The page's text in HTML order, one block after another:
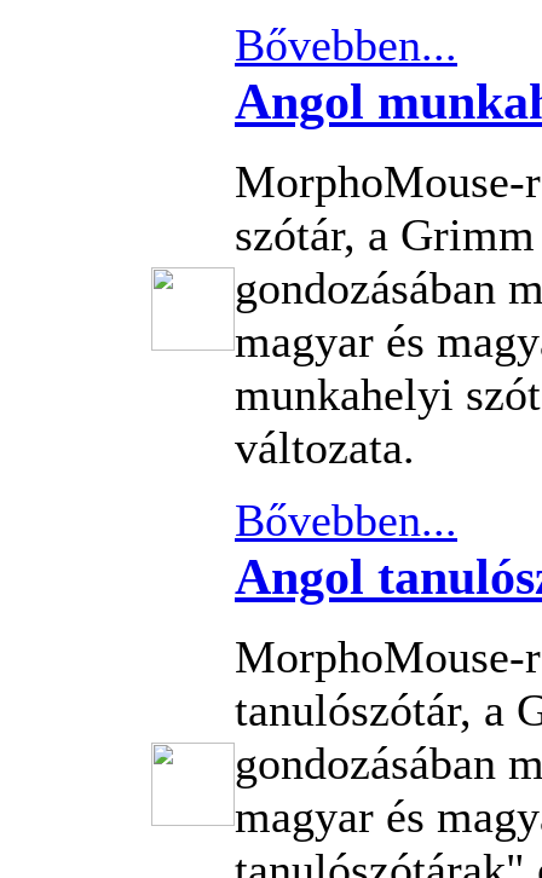
Bővebben...
Angol
MorphoMouse-
szótár, a
gondozásában
magyar és
munkahelyi
változata.
Bővebben...
Angol
MorphoMouse-
tanulószótár, a
gondozásában
magyar és